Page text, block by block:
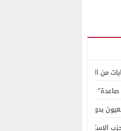
حملة رقمية منظمة حرّضت على اقتحام سبتة
في سوق المعادن الاستراتيجية
بدون ماء؟
على الكفاءة ويمنح الشباب